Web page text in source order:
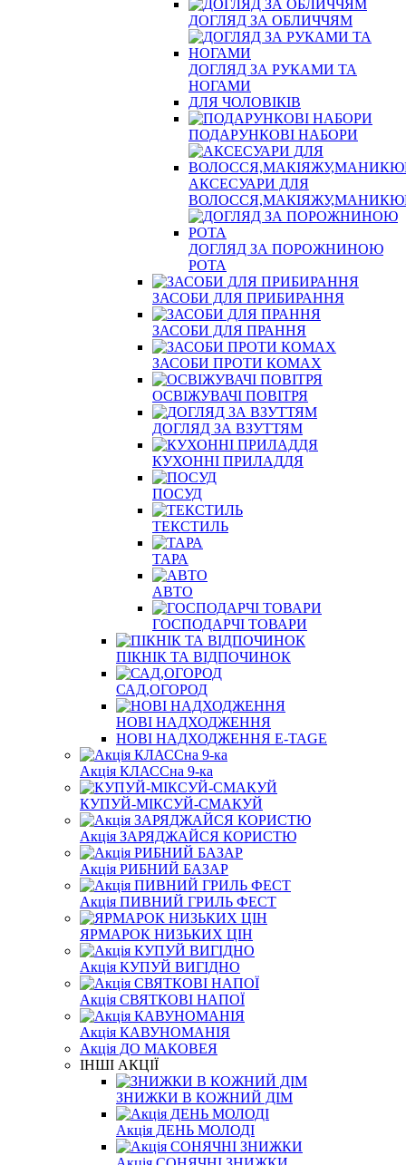
ДОГЛЯД ЗА ОБЛИЧЧЯМ
ДОГЛЯД ЗА РУКАМИ ТА
НОГАМИ
ДЛЯ ЧОЛОВІКІВ
ПОДАРУНКОВІ НАБОРИ
АКСЕСУАРИ ДЛЯ
ДОГЛЯД ЗА ПОРОЖНИНОЮ
РОТА
ЗАСОБИ ДЛЯ ПРИБИРАННЯ
ЗАСОБИ ДЛЯ ПРАННЯ
ЗАСОБИ ПРОТИ КОМАХ
ОСВІЖУВАЧІ ПОВІТРЯ
ДОГЛЯД ЗА ВЗУТТЯМ
КУХОННІ ПРИЛАДДЯ
ПОСУД
ТЕКСТИЛЬ
ТАРА
АВТО
ГОСПОДАРЧІ ТОВАРИ
ПІКНІК ТА ВІДПОЧИНОК
САД,ОГОРОД
НОВІ НАДХОДЖЕННЯ
НОВІ НАДХОДЖЕННЯ E-TAGE
Акція КЛАССна 9-ка
КУПУЙ-МІКСУЙ-СМАКУЙ
Акція ЗАРЯДЖАЙСЯ КОРИСТЮ
Акція РИБНИЙ БАЗАР
Акція ПИВНИЙ ГРИЛЬ ФЕСТ
ЯРМАРОК НИЗЬКИХ ЦІН
Акція КУПУЙ ВИГІДНО
Акція СВЯТКОВІ НАПОЇ
Акція КАВУНОМАНІЯ
Акція ДО МАКОВЕЯ
ІНШІ АКЦІЇ
ЗНИЖКИ В КОЖНИЙ ДІМ
Акція ДЕНЬ МОЛОДІ